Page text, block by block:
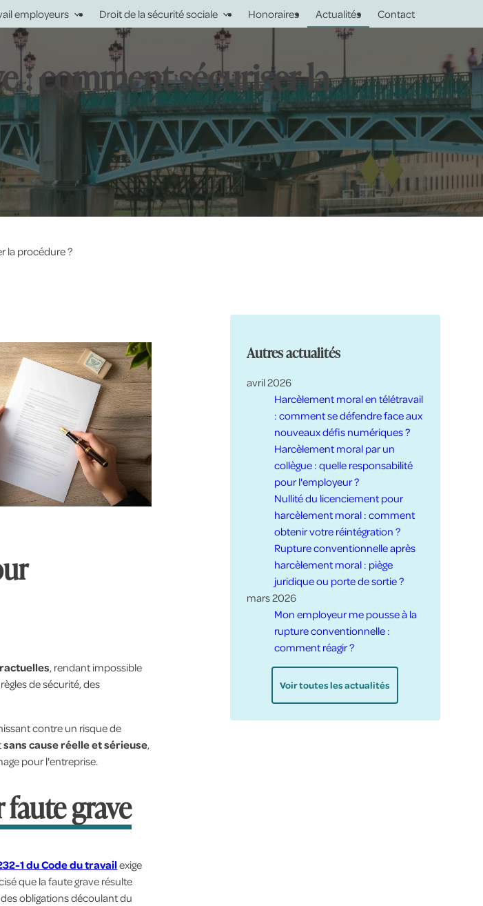
employeurs Droit de la sécurité sociale Honoraires Actualités Contact
: comment sécuriser la
la procédure ?
, rendant impossible
de sécurité, des
contre un risque de
sans cause réelle et sérieuse,
pour l'entreprise.
grave
1 du Code du travailexige
que la faute grave résulte
obligations découlant du
Autres actualités
avril 2026
Harcèlement moral en télétravail
: comment se défendre face aux
nouveaux défis numériques ?
Harcèlement moral par un
collègue : quelle responsabilité
pour l'employeur ?
Nullité du licenciement pour
harcèlement moral : comment
obtenir votre réintégration ?
Rupture conventionnelle après
harcèlement moral : piège
juridique ou porte de sortie ?
mars 2026
Mon employeur me pousse à la
rupture conventionnelle :
comment réagir ?
Voir toutes les actualités